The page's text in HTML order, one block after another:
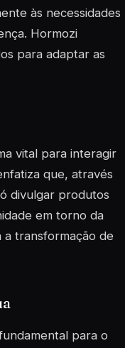
às necessidades
Hormozi
para adaptar as
vital para interagir
que, através
divulgar produtos
em torno da
a transformação de
para o